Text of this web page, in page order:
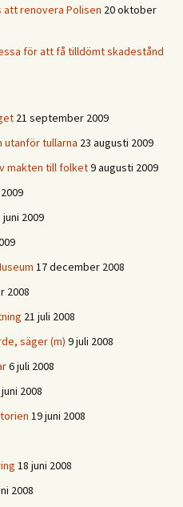
att renovera Polisen 20 oktober
för att få tilldömt skadestånd
21 september 2009
tullarna 23 augusti 2009
makten till folket9 augusti 2009
juni 2009
17 december 2008
2008
21 juli 2008
säger (m) 9 juli 2008
6 juli 2008
2008
19 juni 2008
18 juni 2008
2008